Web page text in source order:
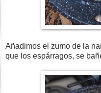
Añadimos el zumo de la
que los espárragos, se